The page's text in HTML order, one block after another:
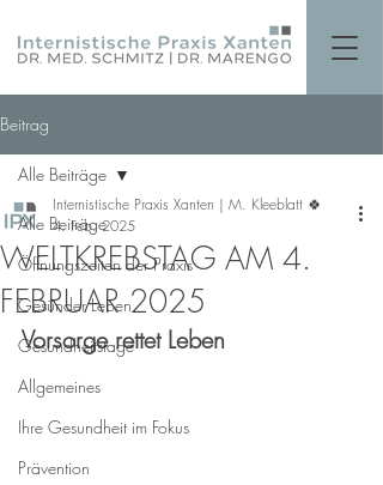
Beitrag
Alle Beiträge
Öffnungszeiten der Praxis
Gesünder Leben
Gesundheitstage
Allgemeines
Ihre Gesundheit im Fokus
Prävention
Alle Beiträge
WELTKREBSTAG AM 4.
FEBRUAR 2025
Internistische Praxis Xanten | M. Kleeblatt 🍀
4. Feb. 2025
Vorsorge rettet Leben